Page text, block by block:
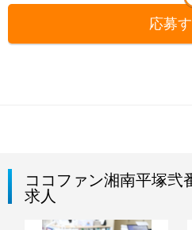
応募
ココファン湘南平塚弐
求人